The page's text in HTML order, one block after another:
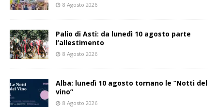
8 Agosto 2026
Palio di Asti: da lunedì 10 agosto parte
l’allestimento
8 Agosto 2026
Alba: lunedì 10 agosto tornano le “Notti del
vino”
8 Agosto 2026